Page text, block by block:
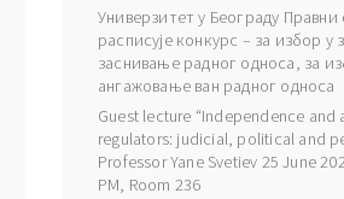
Универзитет у Београду Правни
расписује конкурс – за избор у
заснивање радног односа, за
ангажовање ван радног односа
Guest lecture “Independence
regulators: judicial, political and
Professor Yane Svetiev 25 June
PM, Room 236